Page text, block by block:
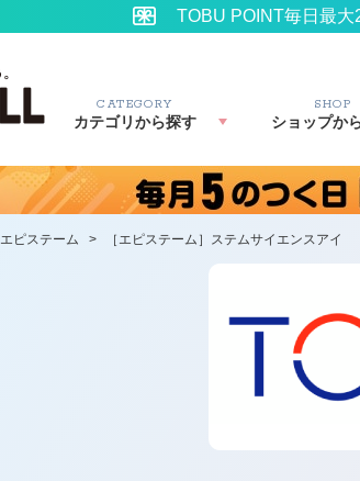
TOBU POINT毎日最
CATEGORY
カテゴリから探す
SHOP
ショップか
エピステーム > ［エピステーム］ステムサイエンスアイ